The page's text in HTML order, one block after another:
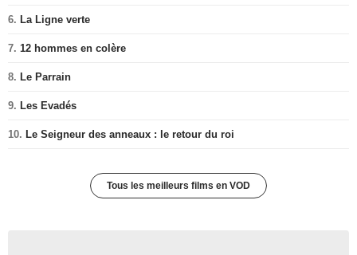
6. La Ligne verte
7. 12 hommes en colère
8. Le Parrain
9. Les Evadés
10. Le Seigneur des anneaux : le retour du roi
Tous les meilleurs films en VOD